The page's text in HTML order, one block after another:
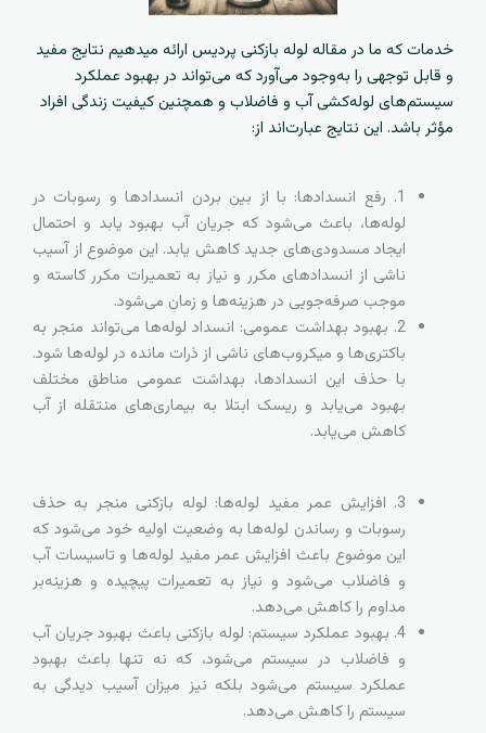
خدمات که ما در مقاله لوله بازکنی پردیس ارائه میدهیم نتایج مفید
و قابل توجهی را به‌وجود می‌آورد که می‌تواند در بهبود عملکرد
سیستم‌های لوله‌کشی آب و فاضلاب و همچنین کیفیت زندگی افراد
مؤثر باشد. این نتایج عبارت‌اند از:
1. رفع انسدادها: با از بین بردن انسدادها و رسوبات در
لوله‌ها، باعث می‌شود که جریان آب بهبود یابد و احتمال
ایجاد مسدودی‌های جدید کاهش یابد. این موضوع از آسیب
ناشی از انسدادهای مکرر و نیاز به تعمیرات مکرر کاسته و
موجب صرفه‌جویی در هزینه‌ها و زمان می‌شود.
2. بهبود بهداشت عمومی: انسداد لوله‌ها می‌تواند منجر به
باکتری‌ها و میکروب‌های ناشی از ذرات مانده در لوله‌ها شود.
با حذف این انسدادها، بهداشت عمومی مناطق مختلف
بهبود می‌یابد و ریسک ابتلا به بیماری‌های منتقله از آب
کاهش می‌یابد.
3. افزایش عمر مفید لوله‌ها: لوله بازکنی منجر به حذف
رسوبات و رساندن لوله‌ها به وضعیت اولیه خود می‌شود که
این موضوع باعث افزایش عمر مفید لوله‌ها و تاسیسات آب
و فاضلاب می‌شود و نیاز به تعمیرات پیچیده و هزینه‌بر
مداوم را کاهش می‌دهد.
4. بهبود عملکرد سیستم: لوله بازکنی باعث بهبود جریان آب
و فاضلاب در سیستم می‌شود، که نه تنها باعث بهبود
عملکرد سیستم می‌شود بلکه نیز میزان آسیب دیدگی به
سیستم را کاهش می‌دهد.